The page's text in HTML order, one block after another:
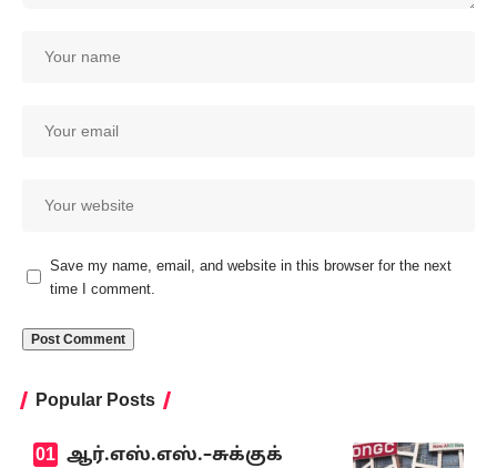
Save my name, email, and website in this browser for the next
time I comment.
Popular Posts
ஆர்.எஸ்.எஸ்.–சுக்குக்